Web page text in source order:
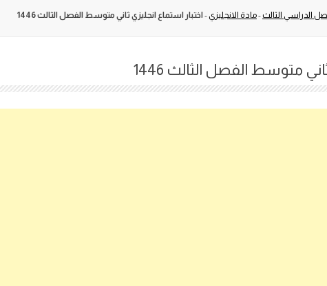
الدراسي الثالث-مادة الانجليزي - اختبار استماع انجليزي ثاني متوسط الفصل الثالث 1446
متوسط الفصل الثالث 1446